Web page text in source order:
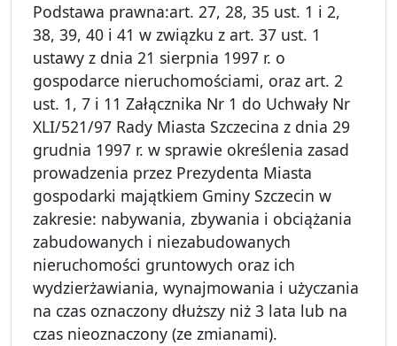
Podstawa prawna:art. 27, 28, 35 ust. 1 i 2,
38, 39, 40 i 41 w związku z art. 37 ust. 1
ustawy z dnia 21 sierpnia 1997 r. o
gospodarce nieruchomościami, oraz art. 2
ust. 1, 7 i 11 Załącznika Nr 1 do Uchwały Nr
XLI/521/97 Rady Miasta Szczecina z dnia 29
grudnia 1997 r. w sprawie określenia zasad
prowadzenia przez Prezydenta Miasta
gospodarki majątkiem Gminy Szczecin w
zakresie: nabywania, zbywania i obciążania
zabudowanych i niezabudowanych
nieruchomości gruntowych oraz ich
wydzierżawiania, wynajmowania i użyczania
na czas oznaczony dłuższy niż 3 lata lub na
czas nieoznaczony (ze zmianami).